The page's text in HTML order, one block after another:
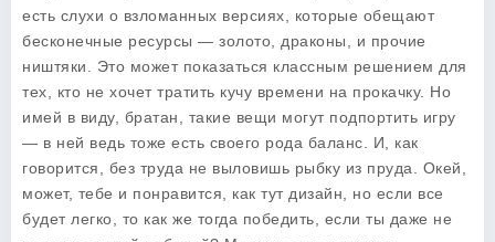
есть слухи о взломанных версиях, которые обещают
бесконечные ресурсы — золото, драконы, и прочие
ништяки. Это может показаться классным решением для
тех, кто не хочет тратить кучу времени на прокачку. Но
имей в виду, братан, такие вещи могут подпортить игру
— в ней ведь тоже есть своего рода баланс. И, как
говорится, без труда не выловишь рыбку из пруда. Окей,
может, тебе и понравится, как тут дизайн, но если все
будет легко, то как же тогда победить, если ты даже не